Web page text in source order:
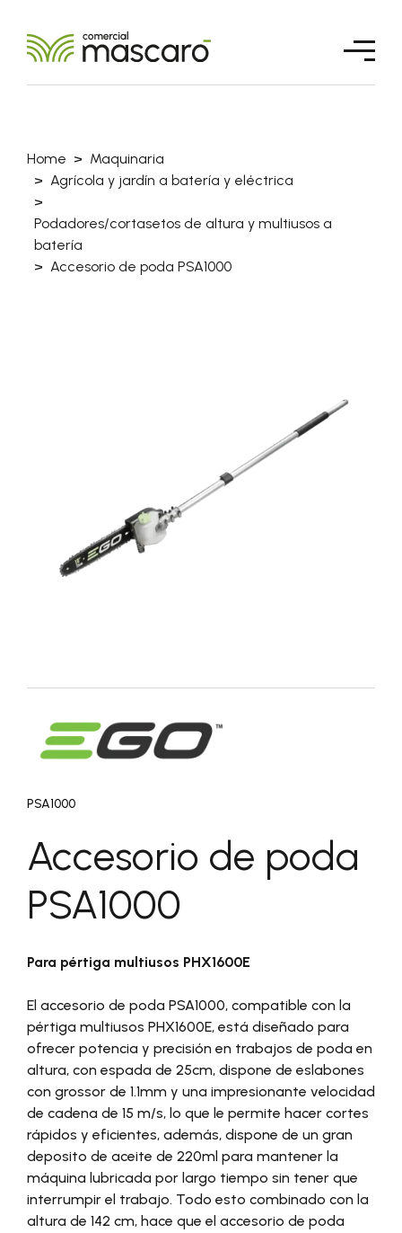
Home
Maquinaria
Agrícola y jardín a batería y eléctrica
Podadores/cortasetos de altura y multiusos a
batería
Accesorio de poda PSA1000
PSA1000
Accesorio de poda
PSA1000
Para pértiga multiusos PHX1600E
El accesorio de poda PSA1000, compatible con la
pértiga multiusos PHX1600E, está diseñado para
ofrecer potencia y precisión en trabajos de poda en
altura, con espada de 25cm, dispone de eslabones
con grossor de 1.1mm y una impresionante velocidad
de cadena de 15 m/s, lo que le permite hacer cortes
rápidos y eficientes, además, dispone de un gran
deposito de aceite de 220ml para mantener la
máquina lubricada por largo tiempo sin tener que
interrumpir el trabajo. Todo esto combinado con la
altura de 142 cm, hace que el accesorio de poda